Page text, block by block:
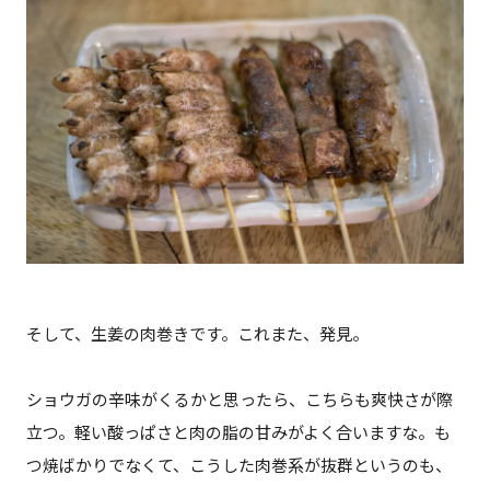
そして、生姜の肉巻きです。これまた、発見。
ショウガの辛味がくるかと思ったら、こちらも爽快さが際
立つ。軽い酸っぱさと肉の脂の甘みがよく合いますな。も
つ焼ばかりでなくて、こうした肉巻系が抜群というのも、